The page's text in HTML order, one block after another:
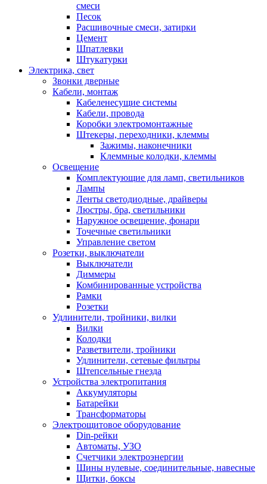
смеси
Песок
Расшивочные смеси, затирки
Цемент
Шпатлевки
Штукатурки
Электрика, свет
Звонки дверные
Кабели, монтаж
Кабеленесущие системы
Кабели, провода
Коробки электромонтажные
Штекеры, переходники, клеммы
Зажимы, наконечники
Клеммные колодки, клеммы
Освещение
Комплектующие для ламп, светильников
Лампы
Ленты светодиодные, драйверы
Люстры, бра, светильники
Наружное освещение, фонари
Точечные светильники
Управление светом
Розетки, выключатели
Выключатели
Диммеры
Комбинированные устройства
Рамки
Розетки
Удлинители, тройники, вилки
Вилки
Колодки
Разветвители, тройники
Удлинители, сетевые фильтры
Штепсельные гнезда
Устройства электропитания
Аккумуляторы
Батарейки
Трансформаторы
Электрощитовое оборудование
Din-рейки
Автоматы, УЗО
Счетчики электроэнергии
Шины нулевые, соединительные, навесные
Щитки, боксы